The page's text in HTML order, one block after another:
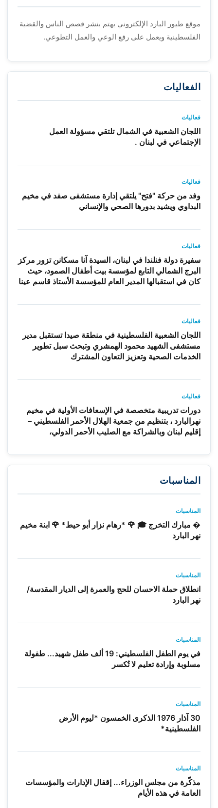
موقع طيور البارد الإلكتروني يهتم بنشر قصص الناس والقضية
الفلسطينية ويعمل على رفع الوعي والعمل التطوعي.
الفعاليات
فعاليات
اللجان الشعبية في الشمال تلتقي مسؤولة العمل
الإجتماعي في لبنان .
فعاليات
وفد من حركة "فتح" يلتقي إدارة مستشفى صفد في مخيم
البداوي ويشيد بدورها الصحي والإنساني
فعاليات
سفيرة دولة فنلندا في لبنان، السيدة آنا مسكانن تزور مركز
البرج الشمالي التابع لمؤسسة بيت أطفال الصمود، حيث
كان في استقبالها المدير العام للمؤسسة الأستاذ قاسم عينا
فعاليات
اللجان الشعبية الفلسطينية في منطقة صيدا تستقبل مدير
مستشفى الشهيد محمود الهمشري وتبحث سبل تطوير
الخدمات الصحية وتعزيز التعاون المشترك
فعاليات
دورات تدريبية متخصصة في الإسعافات الأولية في مخيم
نهرالبارد ، بتنظيم من جمعية الهلال الأحمر الفلسطيني –
إقليم لبنان وبالشراكة مع الصليب الأحمر الدولي،
المناسبات
المناسبات
� مبارك التخرج 🎓 🌹 *رهام نزار أبو حيط* 🌹 ابنة مخيم
نهر البارد
المناسبات
انطلاق حملة الاحسان للحج والعمرة إلى الديار المقدسة/
نهر البارد
المناسبات
في يوم الطفل الفلسطيني: 19 ألف طفل شهيد... طفولة
مسلوبة وإرادة تعليم لا تُكسر
المناسبات
30 آذار 1976 الذكرى الخمسون *ليوم الأرض
الفلسطينية*
المناسبات
مذكّرة من مجلس الوزراء... إقفال الإدارات والمؤسسات
العامة في هذه الأيام